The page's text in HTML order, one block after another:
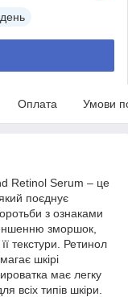
Оплата Умови
Retinol Serum – це
поєднує
з ознаками
зморшок,
текстури. Ретинол
шкірі
має легку
всіх типів шкіри.